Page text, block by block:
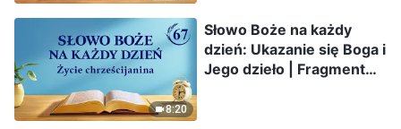
8:20
Słowo Boże na każdy
dzień: Ukazanie się Boga i
Jego dzieło | Fragment